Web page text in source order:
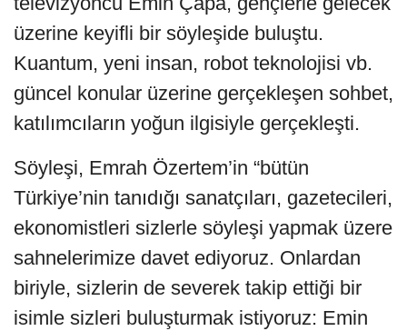
üzerine keyifli bir söyleşide buluştu.
Kuantum, yeni insan, robot teknolojisi vb.
güncel konular üzerine gerçekleşen sohbet,
katılımcıların yoğun ilgisiyle gerçekleşti.
Söyleşi, Emrah Özertem’in “bütün
Türkiye’nin tanıdığı sanatçıları, gazetecileri,
ekonomistleri sizlerle söyleşi yapmak üzere
sahnelerimize davet ediyoruz. Onlardan
biriyle, sizlerin de severek takip ettiği bir
isimle sizleri buluşturmak istiyoruz: Emin